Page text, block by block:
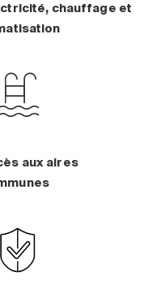
chauffage et
aux aires